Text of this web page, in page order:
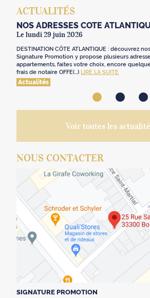
ACTUALITÉS
NOS ADRESSES CÔTE
Le lundi 29 juin 2026
DESTINATION CÔTE ATLANTIQUE : découvrez
Signature Promotion y propose plusieurs
appartements, faites votre choix, encore
frais de notaire OFFE(...) LIRE LA SUITE
Actualités
Voir toutes les
NOUS CONTACTER
SIGNATURE PROMOTION